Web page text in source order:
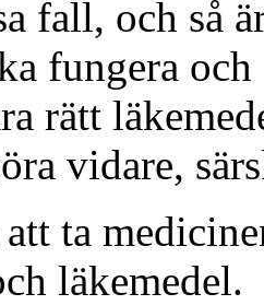
fall, och så
fungera
rätt
vidare,
ta
läkemedel.